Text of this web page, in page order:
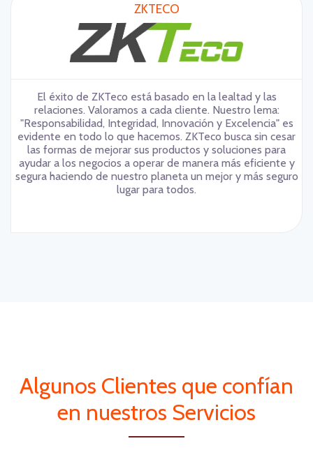
ZKTECO
El éxito de ZKTeco está basado en la lealtad y las
relaciones. Valoramos a cada cliente. Nuestro lema:
"Responsabilidad, Integridad, Innovación y Excelencia" es
evidente en todo lo que hacemos. ZKTeco busca sin cesar
las formas de mejorar sus productos y soluciones para
ayudar a los negocios a operar de manera más eficiente y
segura haciendo de nuestro planeta un mejor y más seguro
lugar para todos.
Algunos Clientes que confían
en nuestros Servicios